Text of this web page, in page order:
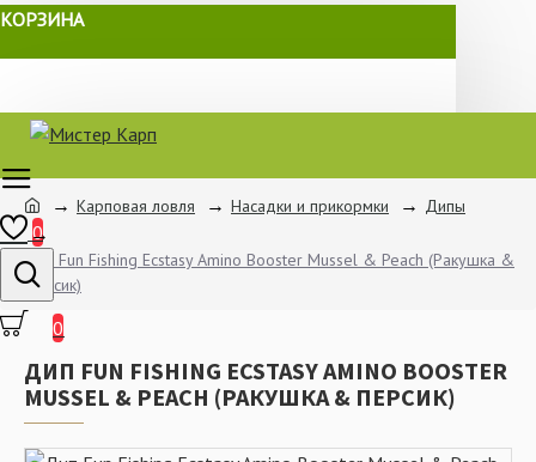
КОРЗИНА
0
0
Карповая ловля Насадки и прикормки Дипы
Дип Fun Fishing Ecstasy Amino Booster Mussel & Peach (Ракушка &
Персик)
ДИП FUN FISHING ECSTASY AMINO BOOSTER
MUSSEL & PEACH (РАКУШКА & ПЕРСИК)